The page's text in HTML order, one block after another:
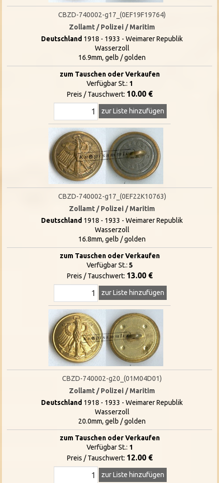
CBZD-740002-g17_(0EF19F19764)
Zollamt / Polizei / Maritim
Deutschland 1918 - 1933 - Weimarer Republik
Wasserzoll
16.9mm, gelb / golden
zum Tauschen oder Verkaufen
Verfügbar St.: 1
Preis / Tauschwert: 10.00 €
zur Liste hinzufügen
CBZD-740002-g17_(0EF22K10763)
Zollamt / Polizei / Maritim
Deutschland 1918 - 1933 - Weimarer Republik
Wasserzoll
16.8mm, gelb / golden
zum Tauschen oder Verkaufen
Verfügbar St.: 5
Preis / Tauschwert: 13.00 €
zur Liste hinzufügen
CBZD-740002-g20_(01M04D01)
Zollamt / Polizei / Maritim
Deutschland 1918 - 1933 - Weimarer Republik
Wasserzoll
20.0mm, gelb / golden
zum Tauschen oder Verkaufen
Verfügbar St.: 1
Preis / Tauschwert: 12.00 €
zur Liste hinzufügen